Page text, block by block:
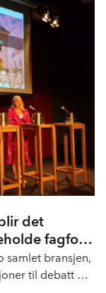
det
fagfolk
samlet bransjen,
til debatt på